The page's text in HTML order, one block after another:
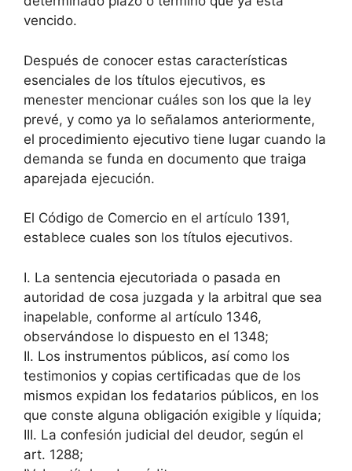
vencido.
Después de conocer estas características
esenciales de los títulos ejecutivos, es
menester mencionar cuáles son los que la ley
prevé, y como ya lo señalamos anteriormente,
el procedimiento ejecutivo tiene lugar cuando la
demanda se funda en documento que traiga
aparejada ejecución.
El Código de Comercio en el artículo 1391,
establece cuales son los títulos ejecutivos.
I. La sentencia ejecutoriada o pasada en
autoridad de cosa juzgada y la arbitral que sea
inapelable, conforme al artículo 1346,
observándose lo dispuesto en el 1348;
II. Los instrumentos públicos, así como los
testimonios y copias certificadas que de los
mismos expidan los fedatarios públicos, en los
que conste alguna obligación exigible y líquida;
III. La confesión judicial del deudor, según el
art. 1288;